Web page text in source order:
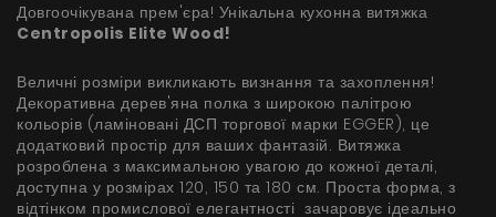
Витяжки Телескопічні
Витяжки Інтегровані
Аксесуари
Взірці кольорів
Серія Super Silent
Інструкції
БАЧИТИ ВСЕ
Довгоочікувана прем'єра! Унікальна кухонна витяжка
Centropolis Elite Wood!
Величні розміри викликають визнання та захоплення!
Декоративна дерев'яна полка з широкою палітрою
кольорів (ламіновані ДСП торгової марки EGGER), це
додатковий простір для ваших фантазій. Витяжка
розроблена з максимальною увагою до кожної деталі,
доступна у розмірах 120, 150 та 180 см. Проста форма, з
відтінком промислової елегантності зачаровує ідеально